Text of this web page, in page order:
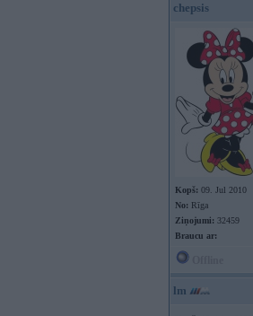
chepsis
Kopš: 09. Jul 2010
No: Rīga
Ziņojumi: 32459
Braucu ar:
lm